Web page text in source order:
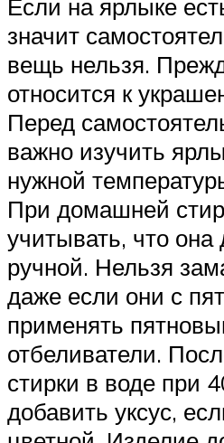
Если на ярлыке
значит
вещь нельзя.
относится к
Перед
важно изучить
нужной
При домашней
учитывать, что
ручной. Нельзя
даже если они с
применять
отбеливатели.
стирки в воде при
добавить уксус,